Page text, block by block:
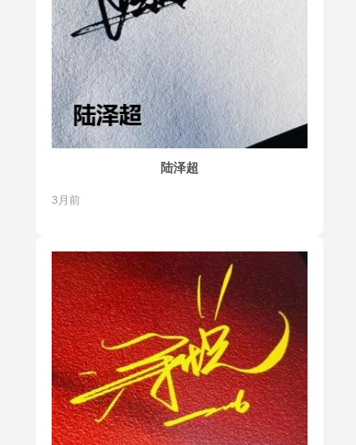
陆泽超
3月前